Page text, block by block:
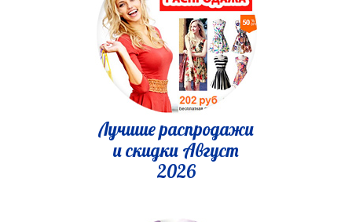
Лучшие распродажи
и скидки Август
2026